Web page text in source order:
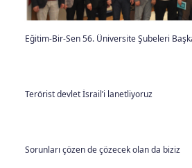
Eğitim-Bir-Sen 56. Üniversite Şubeleri
Terörist devlet İsrail’i lanetliyoruz
Sorunları çözen de çözecek olan da biziz